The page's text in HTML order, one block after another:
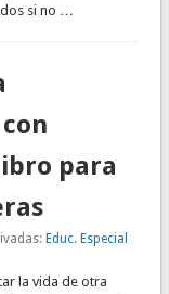
si no …
para
Educ. Especial
la vida de otra